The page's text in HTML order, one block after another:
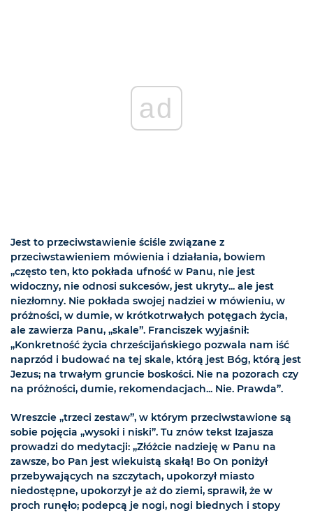
ad
Jest to przeciwstawienie ściśle związane z
przeciwstawieniem mówienia i działania, bowiem
„często ten, kto pokłada ufność w Panu, nie jest
widoczny, nie odnosi sukcesów, jest ukryty... ale jest
niezłomny. Nie pokłada swojej nadziei w mówieniu, w
próżności, w dumie, w krótkotrwałych potęgach życia,
ale zawierza Panu, „skale”. Franciszek wyjaśnił:
„Konkretność życia chrześcijańskiego pozwala nam iść
naprzód i budować na tej skale, którą jest Bóg, którą jest
Jezus; na trwałym gruncie boskości. Nie na pozorach czy
na próżności, dumie, rekomendacjach... Nie. Prawda”.
Wreszcie „trzeci zestaw”, w którym przeciwstawione są
sobie pojęcia „wysoki i niski”. Tu znów tekst Izajasza
prowadzi do medytacji: „Złóżcie nadzieję w Panu na
zawsze, bo Pan jest wiekuistą skałą! Bo On poniżył
przebywających na szczytach, upokorzył miasto
niedostępne, upokorzył je aż do ziemi, sprawił, że w
proch runęło; podepcą je nogi, nogi biednych i stopy